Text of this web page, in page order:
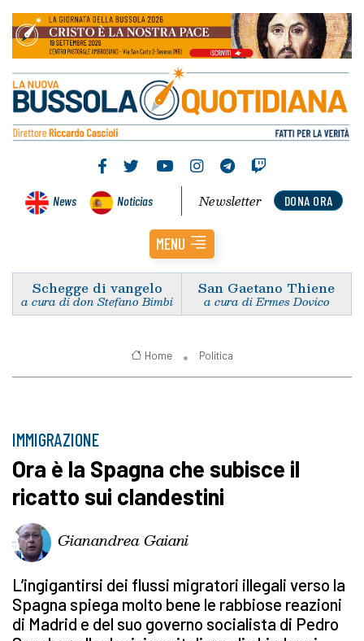
News Noticias DONA ORA
Newsletter
MENU
Schegge di vangelo
a cura di don Stefano Bimbi
San Gaetano Thiene
a cura di Ermes Dovico
Home Politica
IMMIGRAZIONE
Ora è la Spagna che subisce il
ricatto sui clandestini
Gianandrea Gaiani
L’ingigantirsi dei flussi migratori illegali verso la
Spagna spiega molto bene le rabbiose reazioni
di Madrid e del suo governo socialista di Pedro